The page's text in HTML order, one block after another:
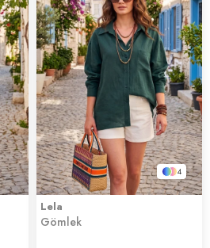
4
Lela
Gömlek